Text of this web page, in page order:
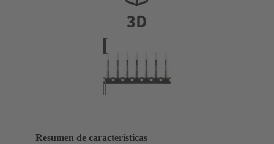
Resumen de características